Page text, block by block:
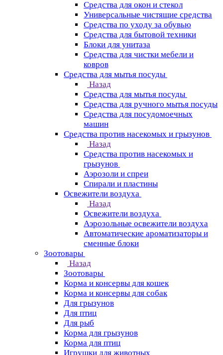
Средства для окон и стекол
Универсальные чистящие средства
Средства по уходу за обувью
Средства для бытовой техники
Блоки для унитаза
Средства для чистки мебели и
ковров
Средства для мытья посуды
Назад
Средства для мытья посуды
Средства для ручного мытья посуды
Средства для посудомоечных
машин
Средства против насекомых и грызунов
Назад
Средства против насекомых и
грызунов
Аэрозоли и спреи
Спирали и пластины
Освежители воздуха
Назад
Освежители воздуха
Аэрозольные освежители воздуха
Автоматические ароматизаторы и
сменные блоки
Зоотовары
Назад
Зоотовары
Корма и консервы для кошек
Корма и консервы для собак
Для грызунов
Для птиц
Для рыб
Корма для грызунов
Корма для птиц
Игрушки для животных